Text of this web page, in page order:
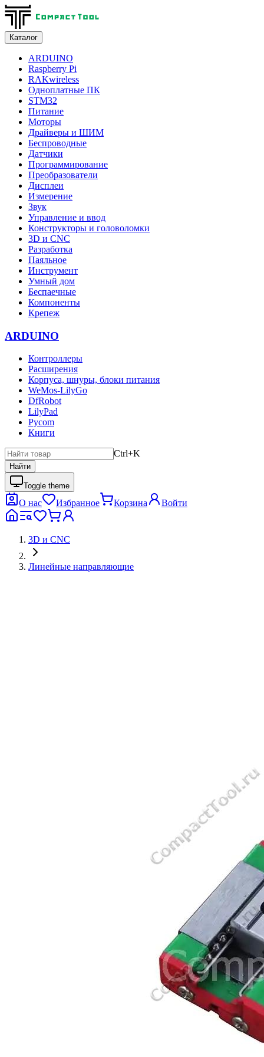
Каталог
ARDUINO
Raspberry Pi
RAKwireless
Одноплатные ПК
STM32
Питание
Моторы
Драйверы и ШИМ
Беспроводные
Датчики
Программирование
Преобразователи
Дисплеи
Измерение
Звук
Управление и ввод
Конструкторы и головоломки
3D и CNC
Разработка
Паяльное
Инструмент
Умный дом
Беспаечные
Компоненты
Крепеж
ARDUINO
Контроллеры
Расширения
Корпуса, шнуры, блоки питания
WeMos-LilyGo
DfRobot
LilyPad
Pycom
Книги
Ctrl+K
Найти
Toggle theme
О нас Избранное Корзина Войти
3D и CNC
Линейные направляющие